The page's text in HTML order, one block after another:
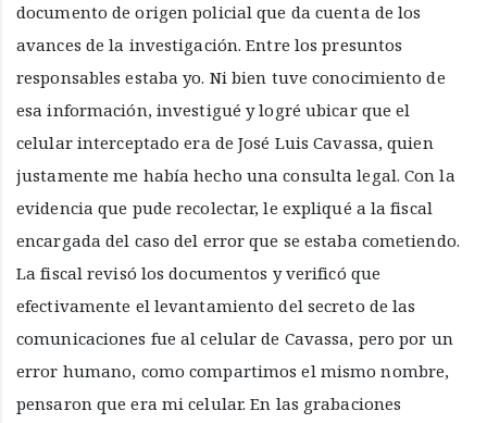
documento de origen policial que da cuenta de los
avances de la investigación. Entre los presuntos
responsables estaba yo. Ni bien tuve conocimiento de
esa información, investigué y logré ubicar que el
celular interceptado era de José Luis Cavassa, quien
justamente me había hecho una consulta legal. Con la
evidencia que pude recolectar, le expliqué a la fiscal
encargada del caso del error que se estaba cometiendo.
La fiscal revisó los documentos y verificó que
efectivamente el levantamiento del secreto de las
comunicaciones fue al celular de Cavassa, pero por un
error humano, como compartimos el mismo nombre,
pensaron que era mi celular. En las grabaciones